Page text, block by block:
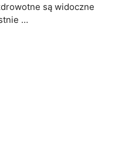
są widoczne
…